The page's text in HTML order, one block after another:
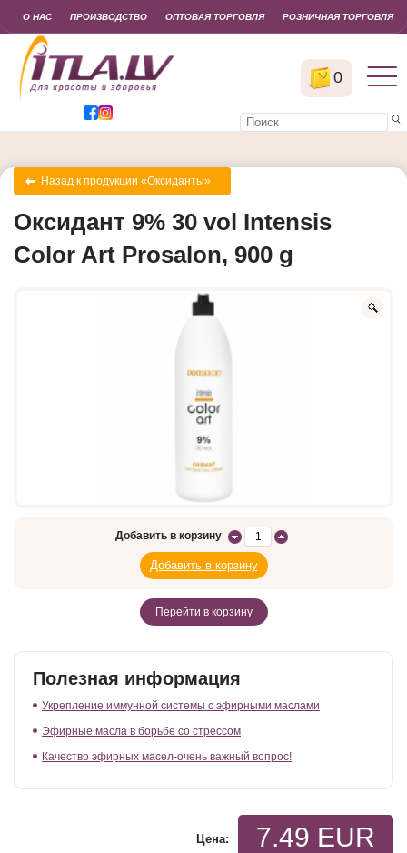
0
О НАС ПРОИЗВОДСТВО ОПТОВАЯ ТОРГОВЛЯ РОЗНИЧНАЯ ТОРГОВЛЯ
Назад к продукции «Оксиданты»
Оксидант 9% 30 vol Intensis
Color Art Prosalon, 900 g
Добавить в корзину
Перейти в корзину
Полезная информация
Укрепление иммунной системы с эфирными маслами
Эфирные масла в борьбе со стрессом
Качество эфирных масел-очень важный вопрос!
7.49 EUR
Цена: